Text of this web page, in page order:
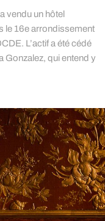
vendu un hôtel
le 16e arrondissement
L’actif a été cédé
Gonzalez, qui entend y